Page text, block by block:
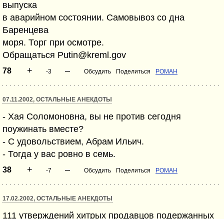
выпуска
в аварийном состоянии. Самовывоз со дна
Баренцева
моря. Торг при осмотре.
Обращаться Putin@kreml.gov
78 + -3 – Обсудить Поделиться POMAH
07.11.2002, ОСТАЛЬНЫЕ АНЕКДОТЫ
- Хая Соломоновна, вы не против сегодня
поужинать вместе?
- С удовольствием, Абрам Ильич.
- Тогда у вас ровно в семь.
38 + -7 – Обсудить Поделиться POMAH
17.02.2002, ОСТАЛЬНЫЕ АНЕКДОТЫ
111 утверждений хитрых продавцов подержанных